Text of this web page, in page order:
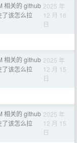
相关的 github
了该怎么拉
2025 年
12 月 16
日
相关的 github
了该怎么拉
2025 年
12 月 15
日
相关的 github
了该怎么拉
2025 年
12 月 15
日